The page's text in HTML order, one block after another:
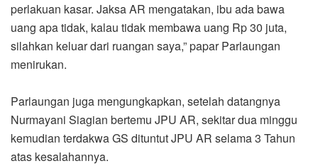
perlakuan kasar. Jaksa AR mengatakan, ibu ada bawa
uang apa tidak, kalau tidak membawa uang Rp 30 juta,
silahkan keluar dari ruangan saya,” papar Parlaungan
menirukan.
Parlaungan juga mengungkapkan, setelah datangnya
Nurmayani Siagian bertemu JPU AR, sekitar dua minggu
kemudian terdakwa GS dituntut JPU AR selama 3 Tahun
atas kesalahannya.